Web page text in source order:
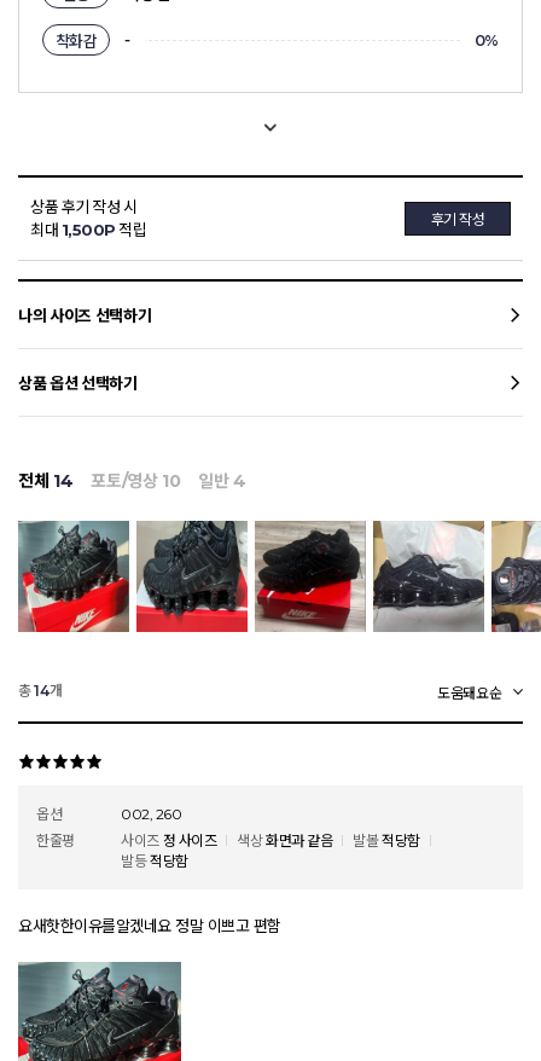
착화감 - 0%
상품 후기 작성 시
최대 1,500P 적립
후기 작성
나의 사이즈 선택하기
상품 옵션 선택하기
전체 14 포토/영상 10 일반4
총14개
옵션
002, 260
한줄평
사이즈 정 사이즈 색상 화면과 같음 발볼 적당함
발등 적당함
요새핫한이유를알겠네요 정말 이쁘고 편함